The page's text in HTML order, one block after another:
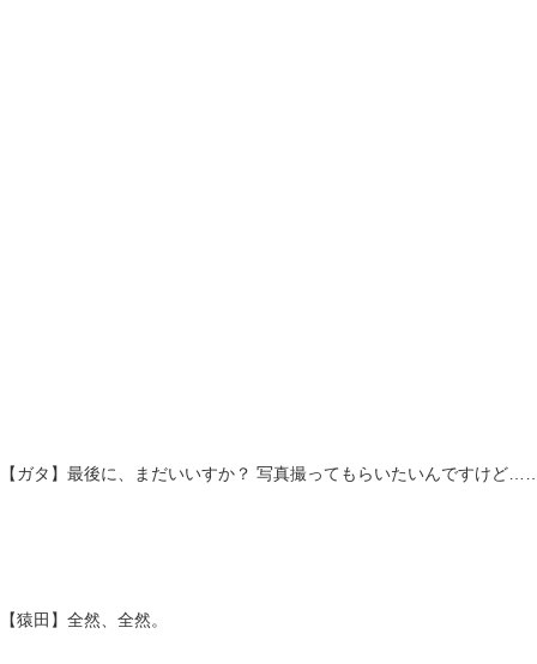
【ガタ】最後に、まだいいすか？ 写真撮ってもらいたいんですけど
【猿田】全然、全然。